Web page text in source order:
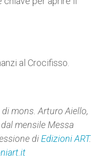
al Crocifisso.
mons. Arturo Aiello,
mensile Messa
di Edizioni ART.